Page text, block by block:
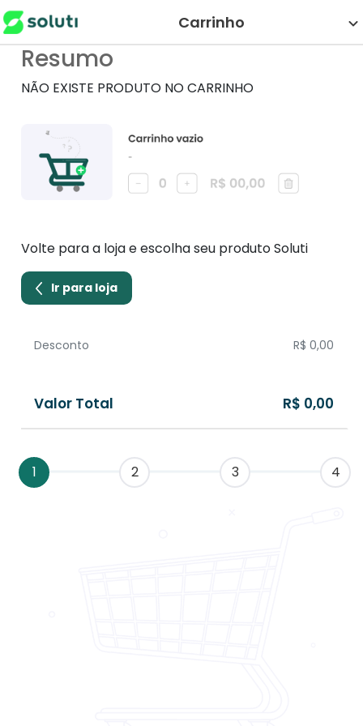
Carrinho
Resumo
NÃO EXISTE PRODUTO NO CARRINHO
Volte para a loja e escolha seu produto Soluti
Ir para loja
Desconto R$ 0,00
Valor Total R$ 0,00
1 2 3 4